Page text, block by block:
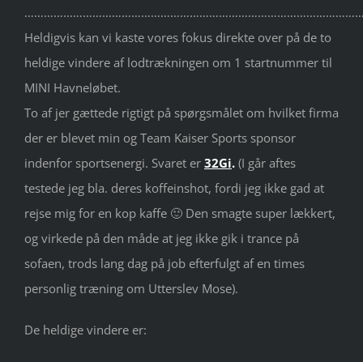
Heldigvis kan vi kaste vores fokus direkte over på de to
heldige vindere af lodtrækningen om 1 startnummer til
MINI Havneløbet.
To af jer gættede rigtigt på spørgsmålet om hvilket firma
der er blevet min og Team Kaiser Sports sponsor
indenfor sportsenergi. Svaret er 32Gi. (I går aftes
testede jeg bla. deres koffeinshot, fordi jeg ikke gad at
rejse mig for en kop kaffe 🙂 Den smagte super lækkert,
og virkede på den måde at jeg ikke gik i trance på
sofaen, trods lang dag på job efterfulgt af en times
personlig træning om Utterslev Mose).
De heldige vindere er: